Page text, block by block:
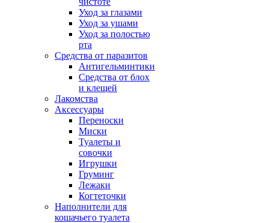
Уход за глазами
Уход за ушами
Уход за полостью
рта
Средства от паразитов
Антигельминтики
Средства от блох
и клещей
Лакомства
Аксессуары
Переноски
Миски
Туалеты и
совочки
Игрушки
Груминг
Лежаки
Когтеточки
Наполнители для
кошачьего туалета